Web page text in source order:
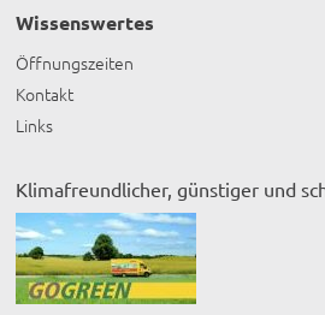
Wissenswertes
Öffnungszeiten
Kontakt
Links
Klimafreundlicher, günstiger und